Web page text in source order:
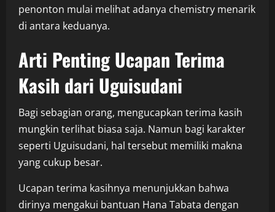
penonton mulai melihat adanya chemistry menarik
di antara keduanya.
Arti Penting Ucapan Terima
Kasih dari Uguisudani
Bagi sebagian orang, mengucapkan terima kasih
mungkin terlihat biasa saja. Namun bagi karakter
seperti Uguisudani, hal tersebut memiliki makna
yang cukup besar.
Ucapan terima kasihnya menunjukkan bahwa
dirinya mengakui bantuan Hana Tabata dengan